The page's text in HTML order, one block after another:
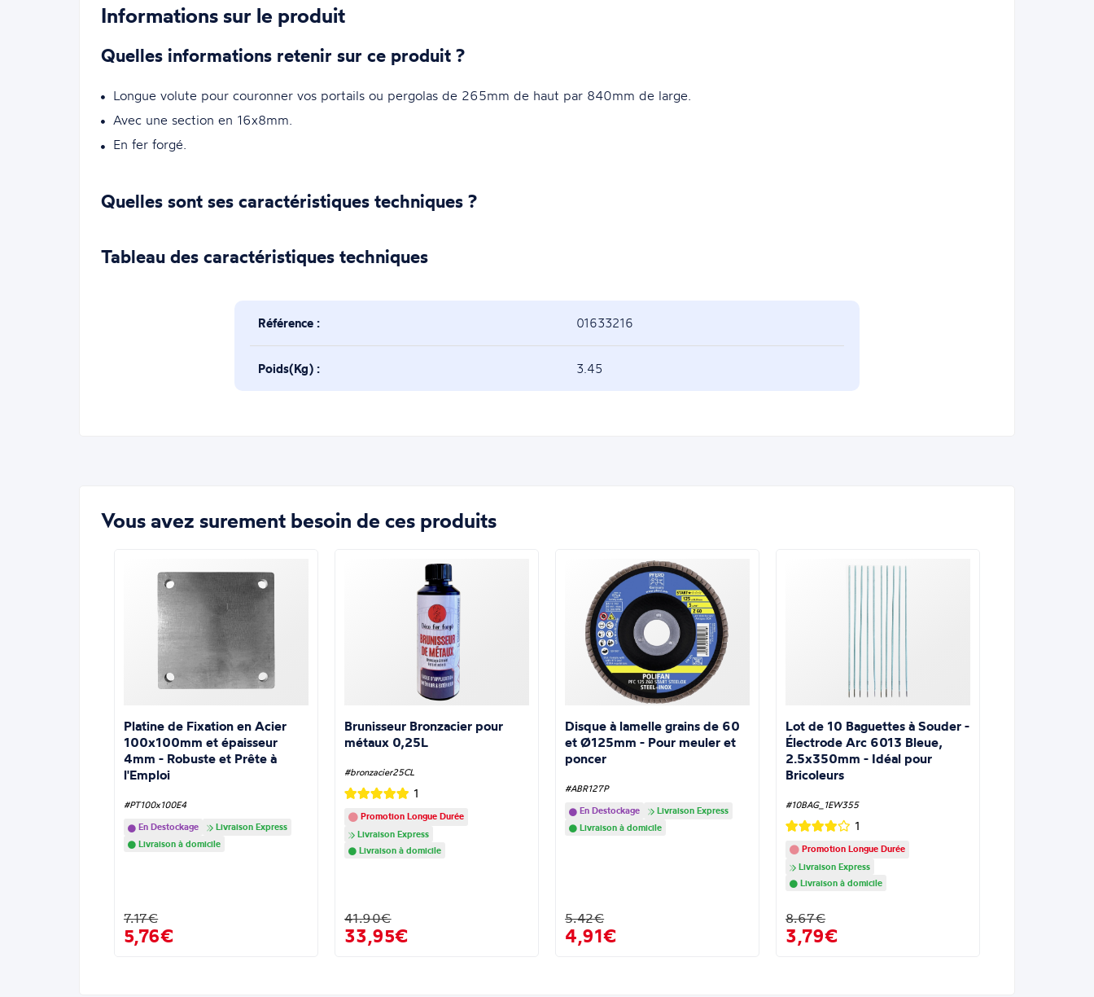
Informations sur le produit
Quelles informations retenir sur ce produit ?
Longue volute pour couronner vos portails ou pergolas de 265mm de haut par 840mm de large.
Avec une section en 16x8mm.
En fer forgé.
Quelles sont ses caractéristiques techniques ?
Tableau des caractéristiques techniques
Référence : 01633216
Poids(Kg) : 3.45
Vous avez surement besoin de ces produits
Platine de Fixation en Acier
100x100mm et épaisseur
4mm - Robuste et Prête à
l'Emploi
#PT100x100E4
En Destockage
Livraison Express
Livraison à domicile
7.17€
5,76€
Brunisseur Bronzacier pour
métaux 0,25L
#bronzacier25CL
1
Promotion Longue Durée
Livraison Express
Livraison à domicile
41.90€
33,95€
Disque à lamelle grains de 60
et Ø125mm - Pour meuler et
poncer
#ABR127P
En Destockage
Livraison Express
Livraison à domicile
5.42€
4,91€
Lot de 10 Baguettes à Souder -
Électrode Arc 6013 Bleue,
2.5x350mm - Idéal pour
Bricoleurs
#10BAG_1EW355
1
Promotion Longue Durée
Livraison Express
Livraison à domicile
8.67€
3,79€